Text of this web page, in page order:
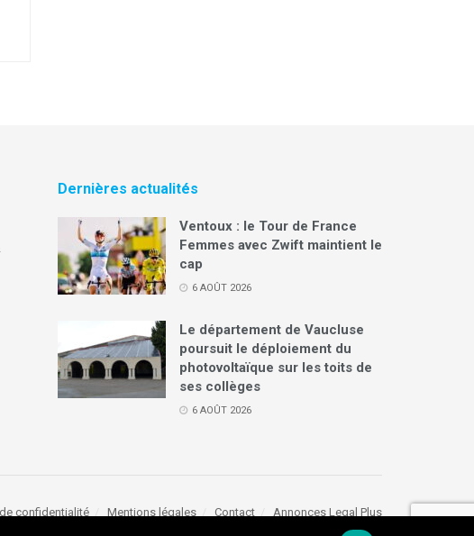
Dernières actualités
Ventoux : le Tour de France
Femmes avec Zwift maintient le
cap
6 AOÛT 2026
Le département de Vaucluse
poursuit le déploiement du
photovoltaïque sur les toits de
ses collèges
6 AOÛT 2026
confidentialité Mentions légales Contact Annonces Legal Plus